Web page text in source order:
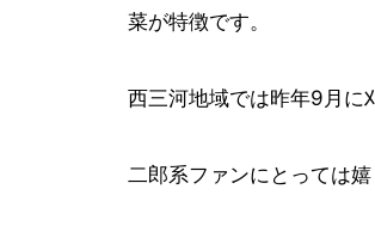
菜が特徴です。
西三河地域では昨年9月に
二郎系ファンにとっては